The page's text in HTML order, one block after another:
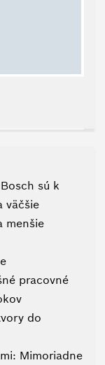
sú k
väčšie
menšie
pracovné
do
Mimoriadne